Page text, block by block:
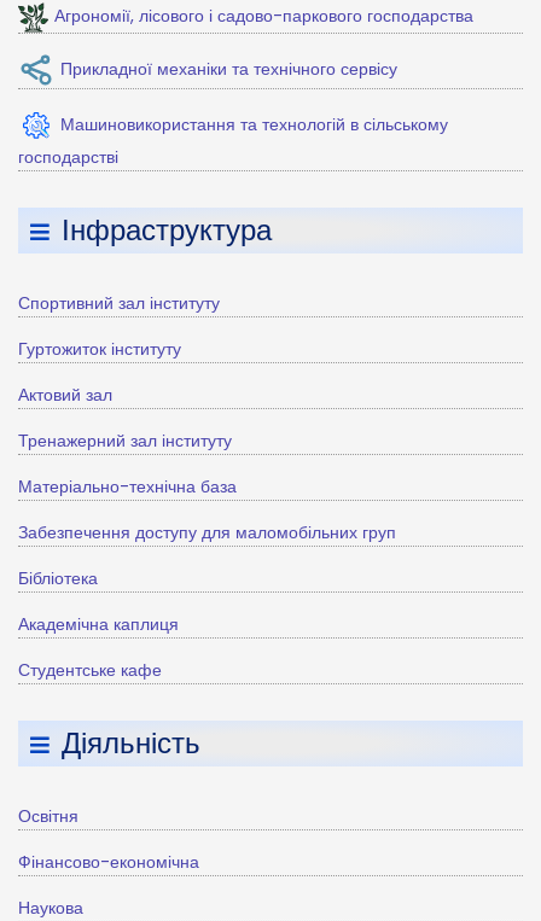
Агрономії, лісового і садово-паркового господарства
Прикладної механіки та технічного сервісу
Машиновикористання та технологій в сільському
господарстві
Інфраструктура
Спортивний зал інституту
Гуртожиток інституту
Актовий зал
Тренажерний зал інституту
Матеріально-технічна база
Забезпечення доступу для маломобільних груп
Бібліотека
Академічна каплиця
Студентське кафе
Діяльність
Освітня
Фінансово-економічна
Наукова